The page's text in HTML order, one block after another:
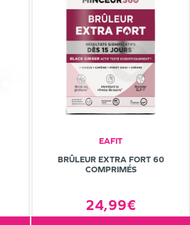
EAFIT
BRÛLEUR EXTRA FORT 60
COMPRIMÉS
24,99€